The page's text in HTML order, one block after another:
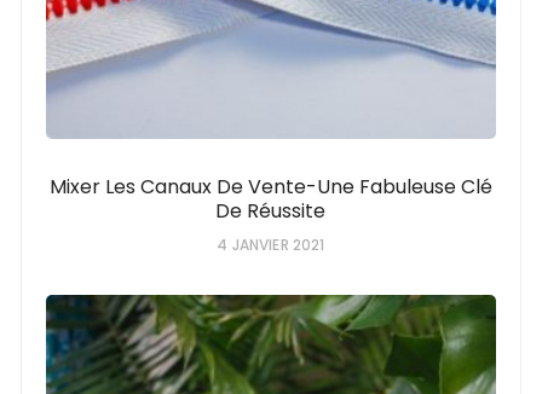
Mixer Les Canaux De Vente-Une Fabuleuse Clé
De Réussite
4 JANVIER 2021